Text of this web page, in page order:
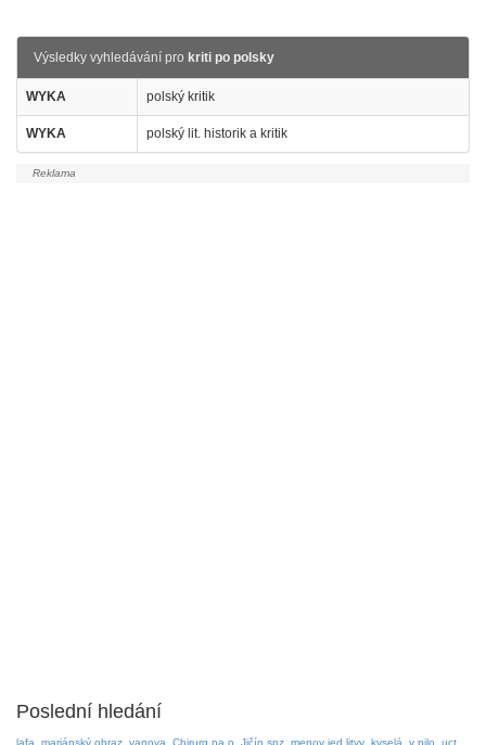
Výsledky vyhledávání pro kriti po polsky
WYKA polský kritik
WYKA polský lit. historik a kritik
Poslední hledání
lafa mariánský obraz vanova Chirurg na o Jičín spz menov jed litvy kyselá v pilo uct